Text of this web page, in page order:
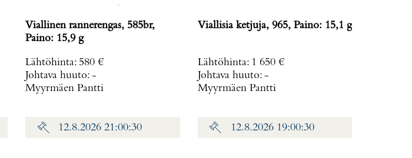
Viallinen rannerengas, 585br,
Paino: 15,9 g
Lähtöhinta: 580 €
Johtava huuto: -
Myyrmäen Pantti
Viallisia ketjuja, 965, Paino: 15,1 g
Lähtöhinta: 1 650 €
Johtava huuto: -
Myyrmäen Pantti
12.8.2026 21:00:30 12.8.2026 19:00:30